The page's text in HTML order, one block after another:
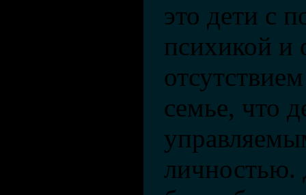
это дети с
психикой и
семье, что
личностью.